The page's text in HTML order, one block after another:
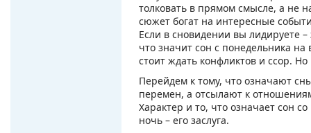
толковать в прямом смысле, а не
сюжет богат на интересные
Если в сновидении вы лидируете
что значит сон с понедельника
стоит ждать конфликтов и ссор.
Перейдем к тому, что означают
перемен, а отсылают к
Характер и то, что означает сон
ночь – его заслуга.